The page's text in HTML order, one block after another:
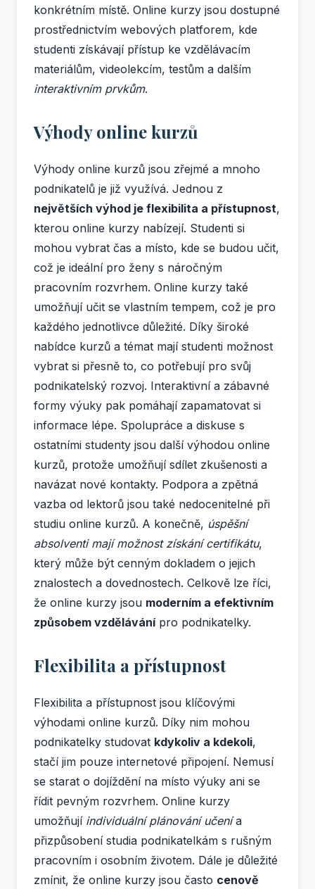
konkrétním místě. Online kurzy jsou dostupné
prostřednictvím webových platforem, kde
studenti získávají přístup ke vzdělávacím
materiálům, videolekcím, testům a dalším
interaktivním prvkům.
Výhody online kurzů
Výhody online kurzů jsou zřejmé a mnoho
podnikatelů je již využívá. Jednou z
největších výhod je flexibilita a přístupnost,
kterou online kurzy nabízejí. Studenti si
mohou vybrat čas a místo, kde se budou učit,
což je ideální pro ženy s náročným
pracovním rozvrhem. Online kurzy také
umožňují učit se vlastním tempem, což je pro
každého jednotlivce důležité. Díky široké
nabídce kurzů a témat mají studenti možnost
vybrat si přesně to, co potřebují pro svůj
podnikatelský rozvoj. Interaktivní a zábavné
formy výuky pak pomáhají zapamatovat si
informace lépe. Spolupráce a diskuse s
ostatními studenty jsou další výhodou online
kurzů, protože umožňují sdílet zkušenosti a
navázat nové kontakty. Podpora a zpětná
vazba od lektorů jsou také nedocenitelné při
studiu online kurzů. A konečně, úspěšní
absolventi mají možnost získání certifikátu,
který může být cenným dokladem o jejich
znalostech a dovednostech. Celkově lze říci,
že online kurzy jsou moderním a efektivním
způsobem vzdělávánípro podnikatelky.
Flexibilita a přístupnost
Flexibilita a přístupnost jsou klíčovými
výhodami online kurzů. Díky nim mohou
podnikatelky studovat kdykoliv a kdekoli,
stačí jim pouze internetové připojení. Nemusí
se starat o dojíždění na místo výuky ani se
řídit pevným rozvrhem. Online kurzy
umožňují individuální plánování učenía
přizpůsobení studia podnikatelkám s rušným
pracovním i osobním životem. Dále je důležité
zmínit, že online kurzy jsou často cenově